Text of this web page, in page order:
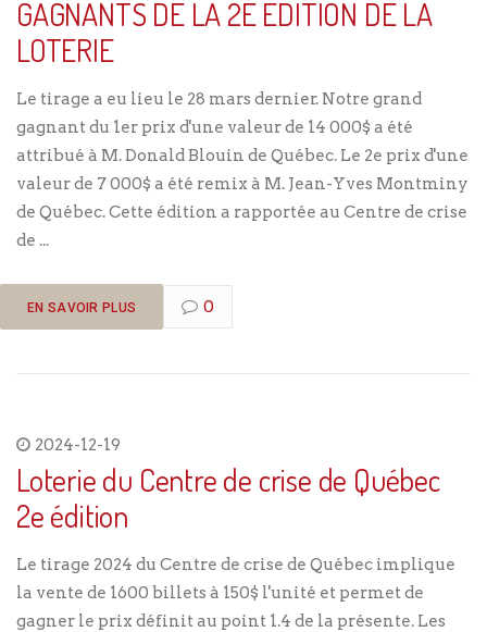
GAGNANTS DE LA 2E ÉDITION DE LA
LOTERIE
Le tirage a eu lieu le 28 mars dernier. Notre grand
gagnant du 1er prix d'une valeur de 14 000$ a été
attribué à M. Donald Blouin de Québec. Le 2e prix d'une
valeur de 7 000$ a été remix à M. Jean-Yves Montminy
de Québec. Cette édition a rapportée au Centre de crise
de ...
EN SAVOIR PLUS 0
2024-12-19
Loterie du Centre de crise de Québec
2e édition
Le tirage 2024 du Centre de crise de Québec implique
la vente de 1600 billets à 150$ l'unité et permet de
gagner le prix définit au point 1.4 de la présente. Les